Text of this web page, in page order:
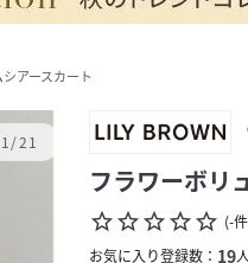
アースカート
1/21
フラワーボリ
star_borderstar_borderstar_borderstar_borderstar_border (-件
お気に入り登録数： 19